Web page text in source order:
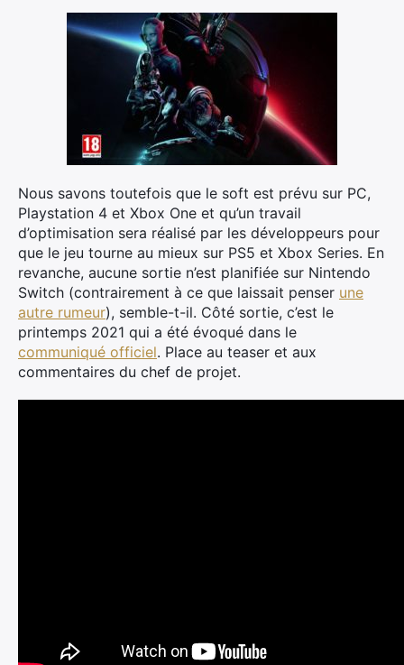
Nous savons toutefois que le soft est prévu sur PC,
Playstation 4 et Xbox One et qu’un travail
d’optimisation sera réalisé par les développeurs pour
que le jeu tourne au mieux sur PS5 et Xbox Series. En
revanche, aucune sortie n’est planifiée sur Nintendo
Switch (contrairement à ce que laissait penser une
autre rumeur), semble-t-il. Côté sortie, c’est le
printemps 2021 qui a été évoqué dans le
communiqué officiel. Place au teaser et aux
commentaires du chef de projet.